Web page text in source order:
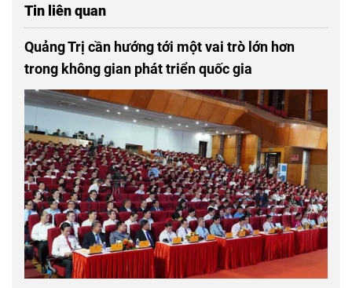
Tin liên quan
Quảng Trị cần hướng tới một vai trò lớn hơn
trong không gian phát triển quốc gia